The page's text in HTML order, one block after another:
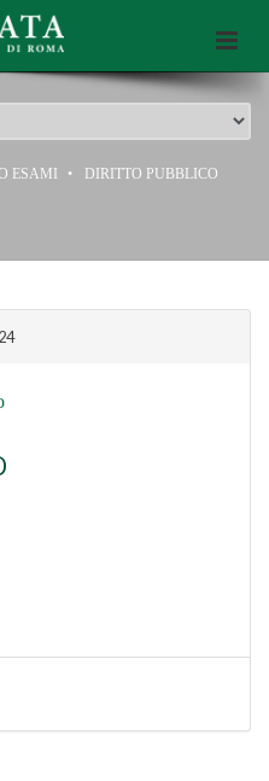
di Roma Tor Vergata
ESAMI DIRITTO PUBBLICO